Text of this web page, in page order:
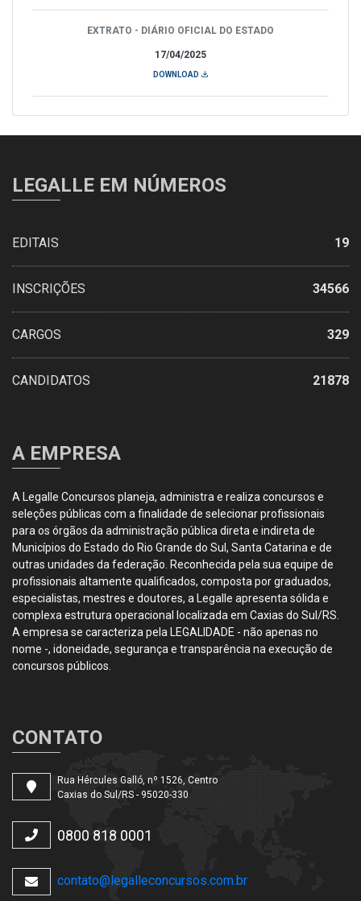
17/04/2025
EXTRATO - DIÁRIO OFICIAL DO ESTADO
DOWNLOAD
LEGALLE EM NÚMEROS
EDITAIS 19
INSCRIÇÕES 34566
CARGOS 329
CANDIDATOS 21878
A EMPRESA
A Legalle Concursos planeja, administra e realiza concursos e
seleções públicas com a finalidade de selecionar profissionais
para os órgãos da administração pública direta e indireta de
Municípios do Estado do Rio Grande do Sul, Santa Catarina e de
outras unidades da federação. Reconhecida pela sua equipe de
profissionais altamente qualificados, composta por graduados,
especialistas, mestres e doutores, a Legalle apresenta sólida e
complexa estrutura operacional localizada em Caxias do Sul/RS.
A empresa se caracteriza pela LEGALIDADE - não apenas no
nome -, idoneidade, segurança e transparência na execução de
concursos públicos.
CONTATO
Rua Hércules Galló, nº 1526, Centro
Caxias do Sul/RS - 95020-330
0800 818 0001
contato@legalleconcursos.com.br